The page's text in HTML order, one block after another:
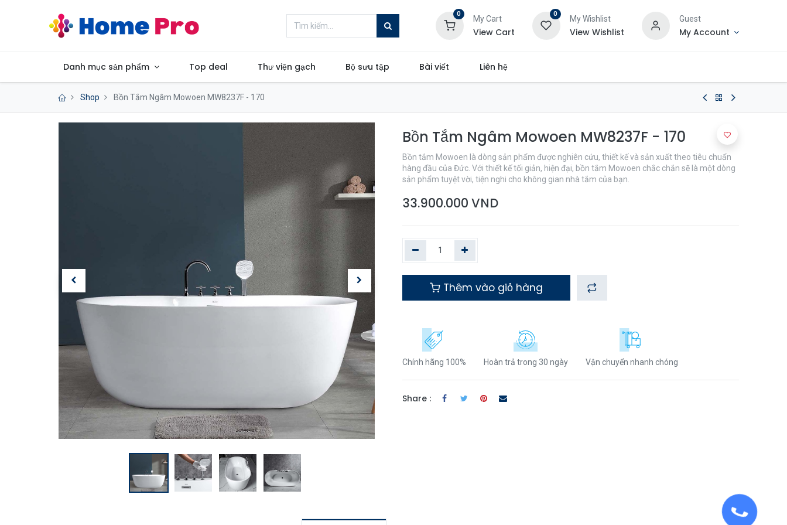
0
My Cart
View Cart
0
My Wishlist
View Wishlist
Guest
My Account
Danh mục sản phẩm Top deal Thư viện gạch Bộ sưu tập Bài viết Liên hệ
Shop Bồn Tắm Ngâm Mowoen MW8237F - 170
Bồn Tắm Ngâm Mowoen MW8237F - 170
Bồn tắm Mowoen là dòng sản phẩm được nghiên cứu, thiết kế và sản xuất theo tiêu chuẩn
hàng đầu của Đức. Với thiết kế tối giản, hiện đại, bồn tắm Mowoen chắc chắn sẽ là một dòng
sản phẩm tuyệt vời, tiện nghi cho không gian nhà tắm của bạn.
33.900.000 VND
Thêm vào giỏ hàng
Chính hãng 100% Hoàn trả trong 30 ngày Vận chuyển nhanh chóng
Share :